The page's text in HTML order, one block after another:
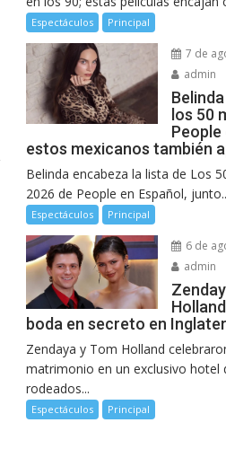
Espectáculos Principal
7 de
admin
los 50
People
estos mexicanos también
Belinda encabeza la lista de Los
2026 de People en Español,
Espectáculos Principal
6 de
admin
boda en secreto en
Zendaya y Tom Holland
matrimonio en un exclusivo hotel
rodeados...
Espectáculos Principal